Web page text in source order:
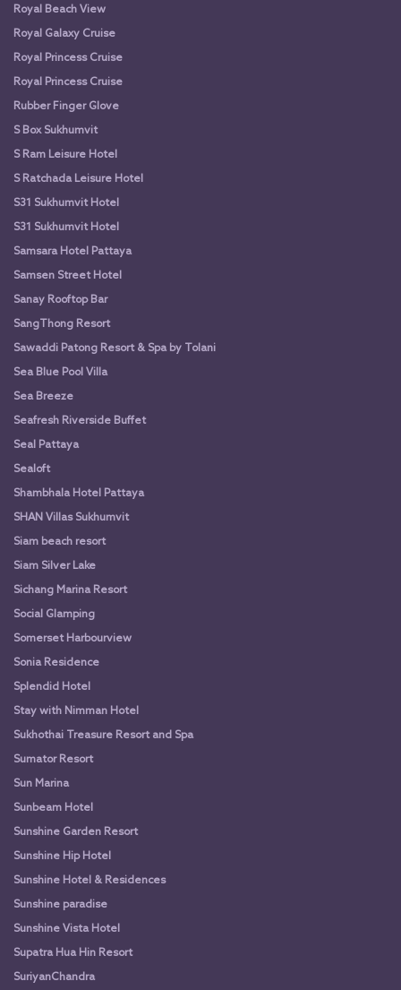
Royal Beach View
Royal Galaxy Cruise
Royal Princess Cruise
Royal Princess Cruise
Rubber Finger Glove
S Box Sukhumvit
S Ram Leisure Hotel
S Ratchada Leisure Hotel
S31 Sukhumvit Hotel
S31 Sukhumvit Hotel
Samsara Hotel Pattaya
Samsen Street Hotel
Sanay Rooftop Bar
SangThong Resort
Sawaddi Patong Resort & Spa by Tolani
Sea Blue Pool Villa
Sea Breeze
Seafresh Riverside Buffet
Seal Pattaya
Sealoft
Shambhala Hotel Pattaya
SHAN Villas Sukhumvit
Siam beach resort
Siam Silver Lake
Sichang Marina Resort
Social Glamping
Somerset Harbourview
Sonia Residence
Splendid Hotel
Stay with Nimman Hotel
Sukhothai Treasure Resort and Spa
Sumator Resort
Sun Marina
Sunbeam Hotel
Sunshine Garden Resort
Sunshine Hip Hotel
Sunshine Hotel & Residences
Sunshine paradise
Sunshine Vista Hotel
Supatra Hua Hin Resort
SuriyanChandra